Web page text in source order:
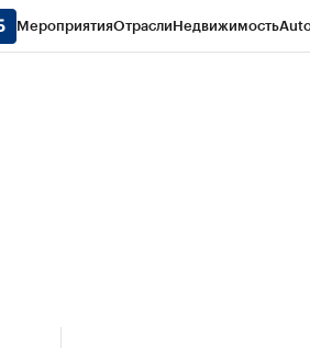
МероприятияОтраслиНедвижимость